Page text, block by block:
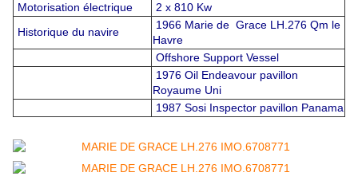
Motorisation électrique
2 x 810 Kw
Historique du navire
1966 Marie de Grace LH.276 Qm le
Havre
Offshore Support Vessel
1976 Oil Endeavour pavillon
Royaume Uni
1987 Sosi Inspector pavillon Panama